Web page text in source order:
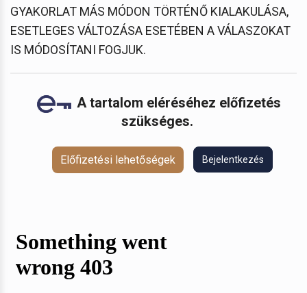
GYAKORLAT MÁS MÓDON TÖRTÉNŐ KIALAKULÁSA,
ESETLEGES VÁLTOZÁSA ESETÉBEN A VÁLASZOKAT
IS MÓDOSÍTANI FOGJUK.
A tartalom eléréséhez előfizetés
szükséges.
Előfizetési lehetőségek Bejelentkezés